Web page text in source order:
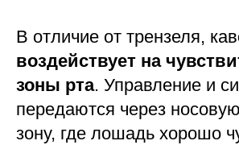
В отличие от трензеля,
воздействует на
зоны рта. Управление и
передаются через
зону, где лошадь хорошо